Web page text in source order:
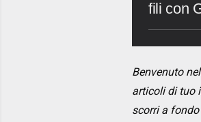
fili con
Benvenuto
articoli di tuo
scorri a